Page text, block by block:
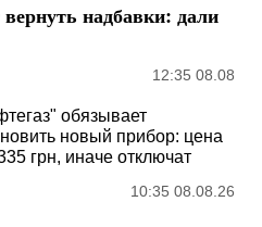
надбавки: дали
12:35 08.08
обязывает
новый прибор: цена
грн, иначе отключат
10:35 08.08.26